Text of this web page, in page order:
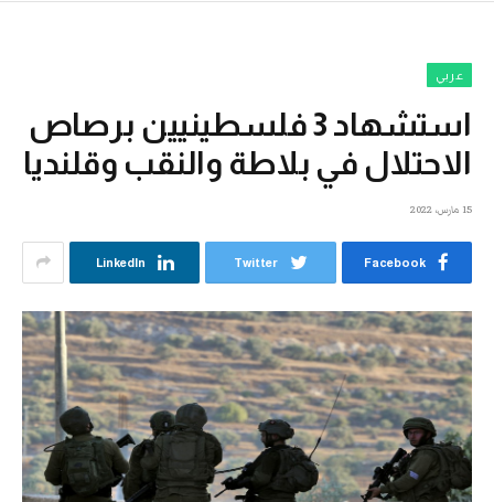
عربي
استشهاد 3 فلسطينيين برصاص
الاحتلال في بلاطة والنقب وقلنديا
15 مارس، 2022
Facebook
Twitter
LinkedIn